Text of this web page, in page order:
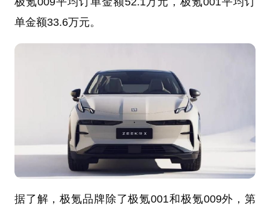
单金额33.6万元。
据了解，极氪品牌除了极氪001和极氪009外，第